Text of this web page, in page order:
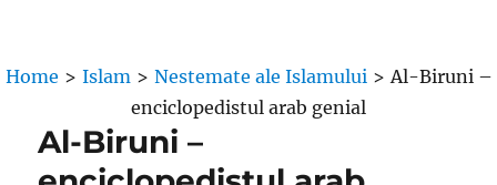
Home > Islam > Nestemate ale Islamului > Al-Biruni –
enciclopedistul arab genial
Al-Biruni –